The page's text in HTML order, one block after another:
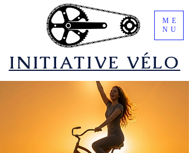
​INITIATIVE VÉLO
ME
NU